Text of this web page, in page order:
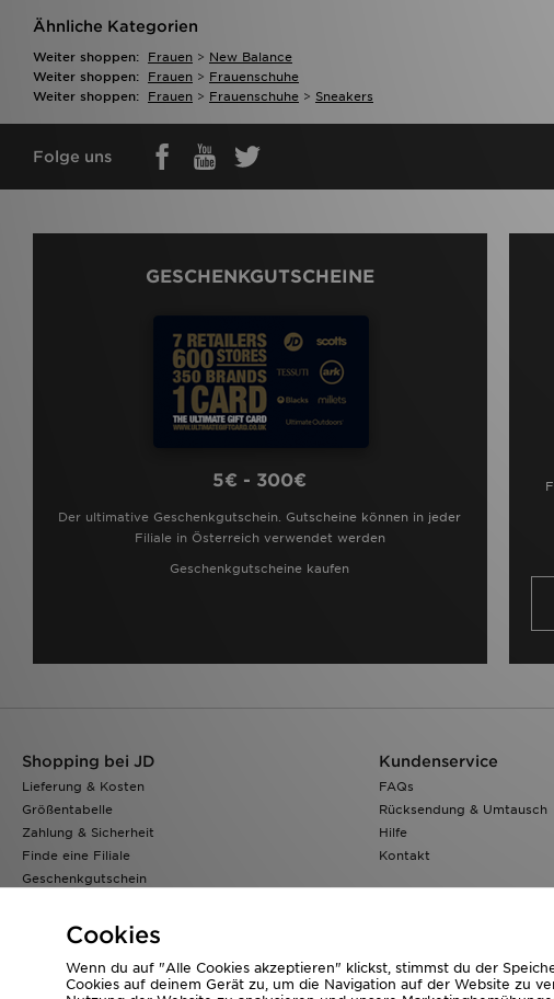
Ähnliche Kategorien
Weiter shoppen: Frauen > New Balance
Weiter shoppen:
Frauen > Frauenschuhe
Weiter shoppen:
Frauen > Frauenschuhe > Sneakers
Folge uns
GESCHENKGUTSCHEINE
5€ - 300€
Der ultimative Geschenkgutschein. Gutscheine können in jeder
Filiale in Österreich verwendet werden
Geschenkgutscheine kaufen
Shopping bei JD
Lieferung & Kosten
Größentabelle
Zahlung & Sicherheit
Finde eine Filiale
Geschenkgutschein
Lade Die App
Kundenservice
FAQs
Rücksendung & Umtausch
Hilfe
Kontakt
Cookies
Wenn du auf "Alle Cookies akzeptieren" klickst, stimmst du der
Cookies auf deinem Gerät zu, um die Navigation auf der Website zu